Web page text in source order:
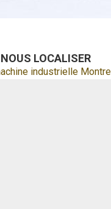
NOUS LOCALISER
industrielle